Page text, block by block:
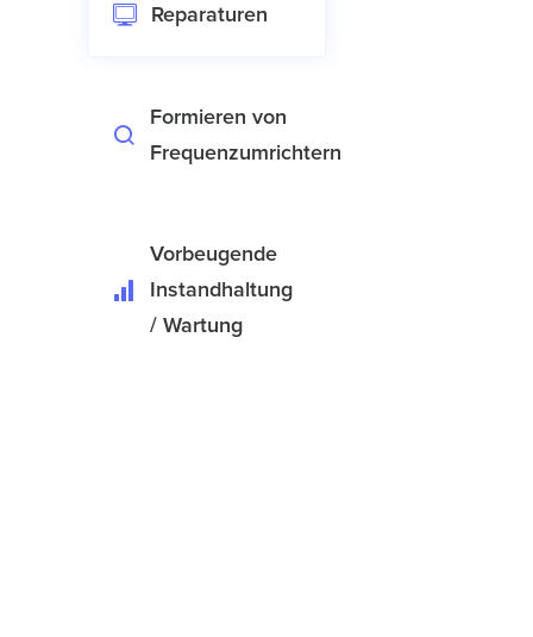
Reparaturen
Formieren von
Frequenzumrichtern
Vorbeugende
Instandhaltung
/ Wartung